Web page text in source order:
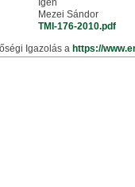
Igen
Mezei Sándor
TMI-176-2010.pdf
Igazolás a https://